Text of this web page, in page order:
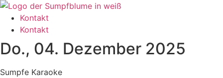
Zum
Inhalt
wechseln
Kontakt
Kontakt
Do., 04. Dezember 2025
Sumpfe Karaoke